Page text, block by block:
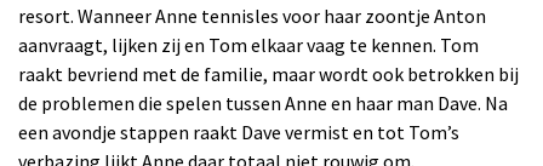
resort. Wanneer Anne tennisles voor haar zoontje Anton
aanvraagt, lijken zij en Tom elkaar vaag te kennen. Tom
raakt bevriend met de familie, maar wordt ook betrokken bij
de problemen die spelen tussen Anne en haar man Dave. Na
een avondje stappen raakt Dave vermist en tot Tom’s
verbazing lijkt Anne daar totaal niet rouwig om.